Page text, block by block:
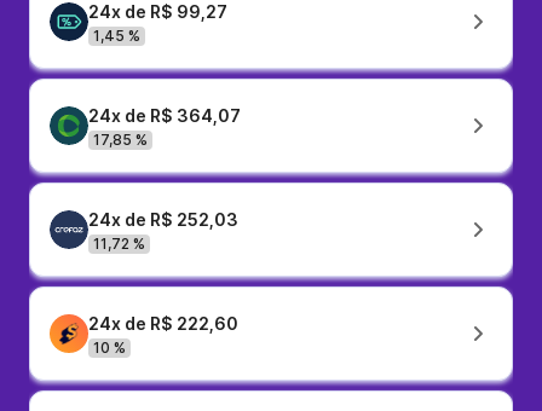
24x de R$ 99,27
1,45 %
24x de R$ 364,07
17,85 %
24x de R$ 252,03
11,72 %
24x de R$ 222,60
10 %